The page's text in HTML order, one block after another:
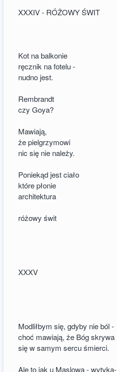
XXXIV - RÓŻOWY ŚWIT
Kot na balkonie
ręcznik na fotelu -
nudno jest.
Rembrandt
czy Goya?
Mawiają,
że pielgrzymowi
nic się nie należy.
Poniekąd jest ciało
które płonie
architektura
różowy świt
XXXV
Modliłbym się, gdyby nie ból -
choć mawiają, że Bóg skrywa
się w samym sercu śmierci.
Ale to jak u Maslowa - wytyka-